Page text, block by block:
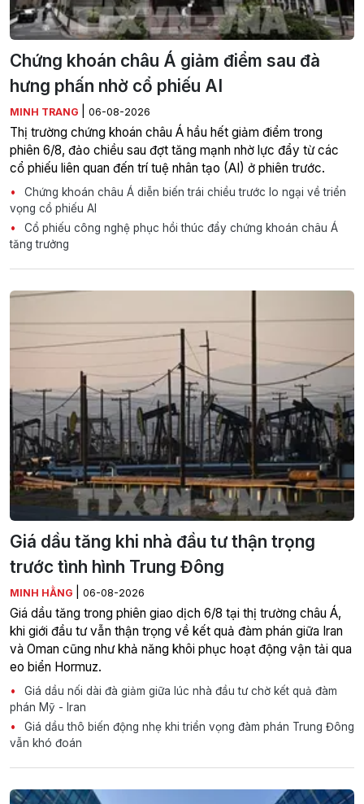
Chứng khoán châu Á giảm điểm sau đà
hưng phấn nhờ cổ phiếu AI
MINH TRANG 06-08-2026
Thị trường chứng khoán châu Á hầu hết giảm điểm trong
phiên 6/8, đảo chiều sau đợt tăng mạnh nhờ lực đẩy từ các
cổ phiếu liên quan đến trí tuệ nhân tạo (AI) ở phiên trước.
Chứng khoán châu Á diễn biến trái chiều trước lo ngại về triển
vọng cổ phiếu AI
Cổ phiếu công nghệ phục hồi thúc đẩy chứng khoán châu Á
tăng trưởng
Giá dầu tăng khi nhà đầu tư thận trọng
trước tình hình Trung Đông
MINH HẰNG 06-08-2026
Giá dầu tăng trong phiên giao dịch 6/8 tại thị trường châu Á,
khi giới đầu tư vẫn thận trọng về kết quả đàm phán giữa Iran
và Oman cũng như khả năng khôi phục hoạt động vận tải qua
eo biển Hormuz.
Giá dầu nối dài đà giảm giữa lúc nhà đầu tư chờ kết quả đàm
phán Mỹ - Iran
Giá dầu thô biến động nhẹ khi triển vọng đàm phán Trung Đông
vẫn khó đoán